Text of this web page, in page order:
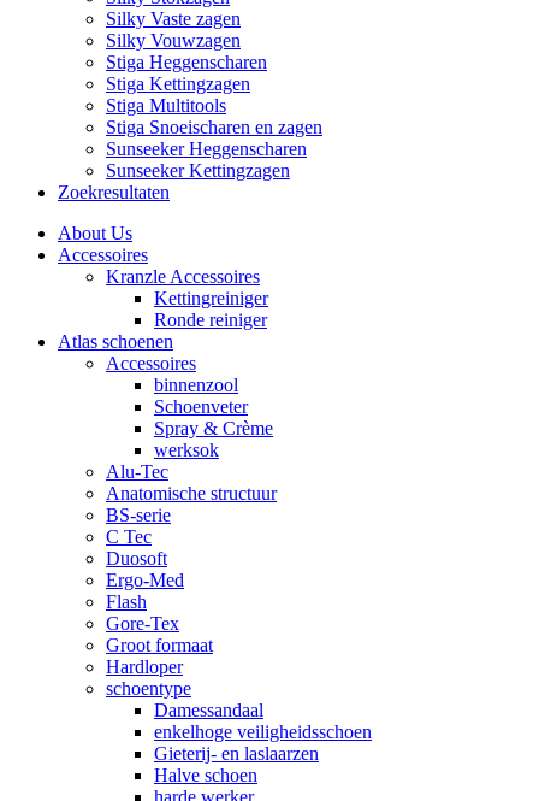
Silky Vaste zagen
Silky Vouwzagen
Stiga Heggenscharen
Stiga Kettingzagen
Stiga Multitools
Stiga Snoeischaren en zagen
Sunseeker Heggenscharen
Sunseeker Kettingzagen
Zoekresultaten
About Us
Accessoires
Kranzle Accessoires
Kettingreiniger
Ronde reiniger
Atlas schoenen
Accessoires
binnenzool
Schoenveter
Spray & Crème
werksok
Alu-Tec
Anatomische structuur
BS-serie
C Tec
Duosoft
Ergo-Med
Flash
Gore-Tex
Groot formaat
Hardloper
schoentype
Damessandaal
enkelhoge veiligheidsschoen
Gieterij- en laslaarzen
Halve schoen
harde werker